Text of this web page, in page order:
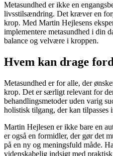
Metasundhed er ikke en
livsstilsændring. Det kræver en
krop. Med Martin Hejlesens
implementere metasundhed i din
balance og velvære i kroppen.
Hvem kan drage
Metasundhed er for alle, der
krop. Det er særligt relevant for
behandlingsmetoder uden varig
holistisk tilgang, der kan
Martin Hejlesen er ikke bare en
er også en formidler, der gør det
på en ny og meningsfuld måde.
videnskabelig indsigt med